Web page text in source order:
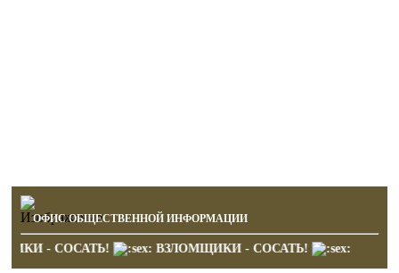
ОФИС ОБЩЕСТВЕННОЙ ИНФОРМАЦИИ
- СОСАТЬ! ВЗЛОМЩИКИ - СОСАТЬ!